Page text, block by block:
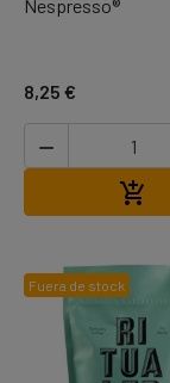
Nespresso®
8,25 €


Fuera de stock